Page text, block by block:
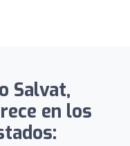
Salvat,
en los